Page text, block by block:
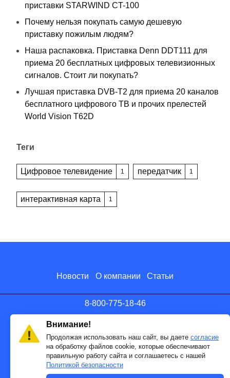
приставки STARWIND CT-100
Почему нельзя покупать самую дешевую
приставку пожилым людям?
Наша распаковка. Приставка Denn DDT111 для
приема 20 бесплатных цифровых телевизионных
сигналов. Стоит ли покупать?
Лучшая приставка DVB-T2 для приема 20 каналов
бесплатного цифрового ТВ и прочих прелестей
World Vision T62D
Теги
Цифровое телевидение 1 передатчик 1
интерактивная карта 1
Новости О компании Статьи
8-800-775-18-46
info@antenna.ru
Внимание!
Продолжая использовать наш сайт, вы даете согласие
на обработку файлов cookie, которые обеспечивают
правильную работу сайта и соглашаетесь с нашей
Политикой безопасности